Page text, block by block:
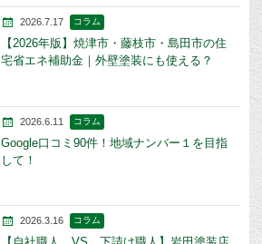
2026.7.17 コラム
【2026年版】焼津市・藤枝市・島田市の住
宅省エネ補助金｜外壁塗装にも使える？
2026.6.11 コラム
Google口コミ90件！地域ナンバー１を目指
して！
2026.3.16 コラム